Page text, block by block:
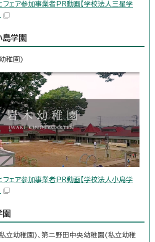
フェア参加事業者PR動画【学校法人三星学
島学園
稚園)
フェア参加事業者PR動画【学校法人小島学
園
立幼稚園)、第二野田中央幼稚園(私立幼稚